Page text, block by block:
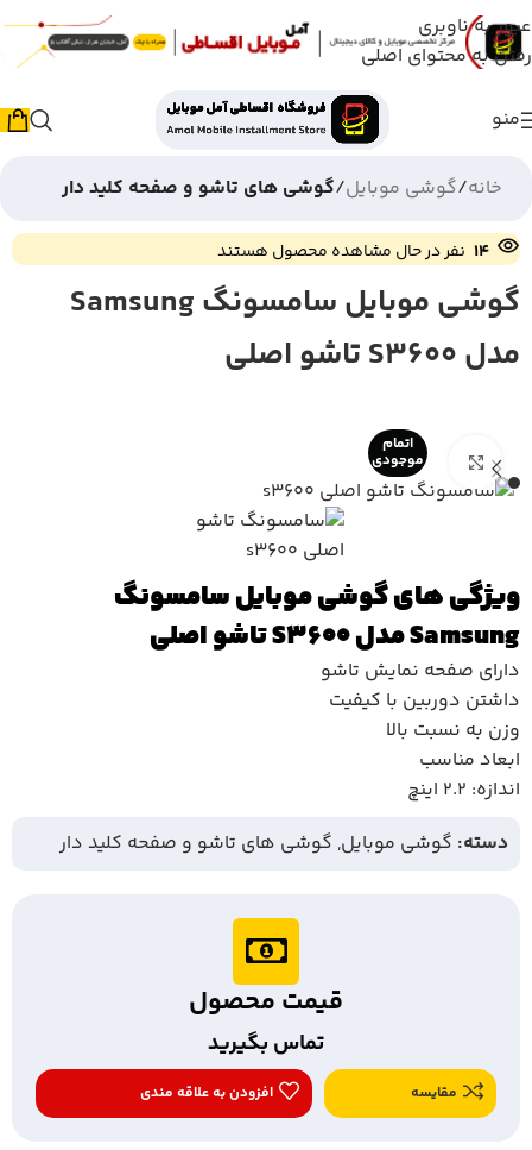
عبور به ناوبری
رفتن به محتوای اصلی
منو
خانه گوشی موبایل گوشی های تاشو و صفحه کلید دار
14 نفر در حال مشاهده محصول هستند
گوشی موبایل سامسونگ Samsung
مدل S3600 تاشو اصلی
اتمام
موجودی
بزرگنمایی تصویر
ویژگی های گوشی موبایل سامسونگ
Samsung مدل S3600 تاشو اصلی
دارای صفحه نمایش تاشو
داشتن دوربین با کیفیت
وزن به نسبت بالا
ابعاد مناسب
اندازه: 2.2 اینچ
دسته: گوشی موبایل, گوشی های تاشو و صفحه کلید دار
قیمت محصول
تماس بگیرید
مقایسه افزودن به علاقه مندی